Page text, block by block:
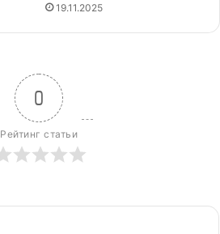
19.11.2025
0
Рейтинг статьи